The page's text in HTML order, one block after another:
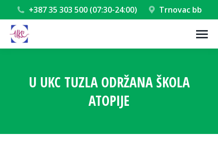
+387 35 303 500 (07:30-24:00) Trnovac bb
U UKC TUZLA ODRŽANA ŠKOLA
ATOPIJE